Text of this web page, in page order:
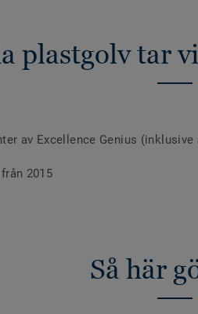
plastgolv tar
av Excellence Genius
2015
Så här